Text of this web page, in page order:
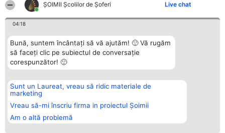
ŞOIMII Școlilor de Șoferi Live chat
04:18
Bună, suntem încântați să vă ajutăm! 🙂 Vă rugăm
să faceți clic pe subiectul de conversație
corespunzător! 🙂
Sunt un Laureat, vreau să ridic materiale de
marketing
Vreau să-mi înscriu firma in proiectul Șoimii
Am o altă problemă
Organizator Ranking
BRIGHT SOLUTIONS BR SRL
Aleea Timisul De Sus 2 Bl. A30
Sc. A Et. 4 Ap. 13 Cod 061952
București
CUI 36737675
Plebiscyt
Lista Tuturor
Laureaților
Statut
Contact